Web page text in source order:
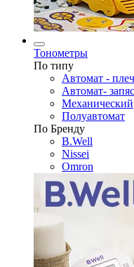
Тонометры
По типу
Автомат -
Автомат-
Механический
Полуавтомат
По Бренду
B.Well
Nissei
Omron